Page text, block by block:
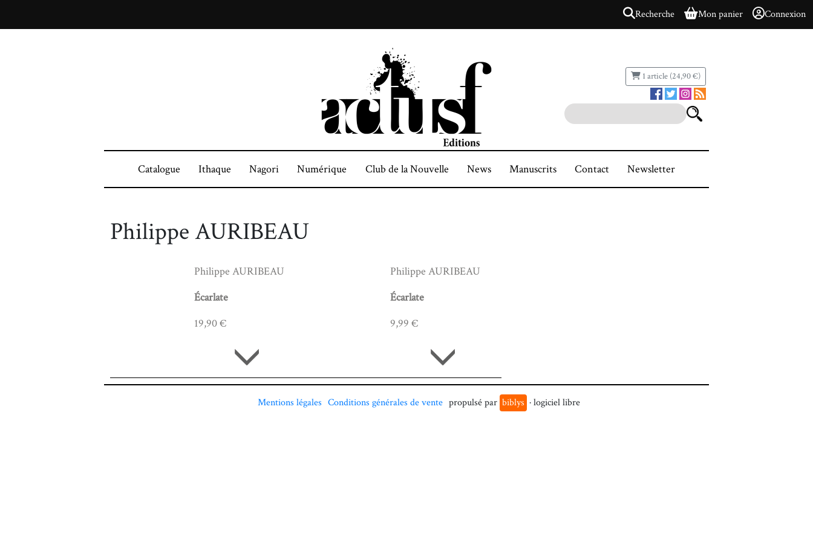
Recherche Mon panier Connexion
1 article (24,90 €)
Catalogue Ithaque Nagori Numérique Club de la Nouvelle News Manuscrits Contact Newsletter
Philippe AURIBEAU
Philippe AURIBEAU
Écarlate
19,90 €
Philippe AURIBEAU
Écarlate
9,99 €
Mentions légales Conditions générales de vente propulsé par biblys · logiciel libre